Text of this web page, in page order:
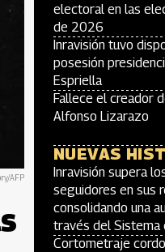
AFP
electoral en las
de 2026
Inravisión tuvo
posesión
Espriella
Fallece el creador
Alfonso Lizarazo
NUEVAS
Inravisión supera
seguidores en sus
consolidando una
través del Sistema
Cortometraje